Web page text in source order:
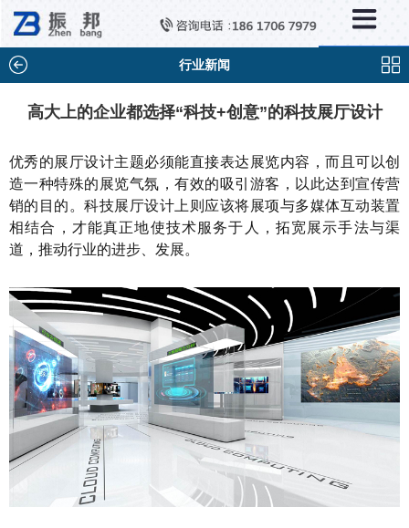
行业新闻
高大上的企业都选择“科技+创意”的科技展厅设计
优秀的展厅设计主题必须能直接表达展览内容，而且可以创
造一种特殊的展览气氛，有效的吸引游客，以此达到宣传营
销的目的。科技展厅设计上则应该将展项与多媒体互动装置
相结合，才能真正地使技术服务于人，拓宽展示手法与渠
道，推动行业的进步、发展。
新闻中心
×
行业新闻
问题解答
百科知识